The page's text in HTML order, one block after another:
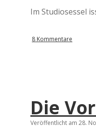
Im Studiosessel
8 Kommentare
Die
Veröffentlicht am 28.